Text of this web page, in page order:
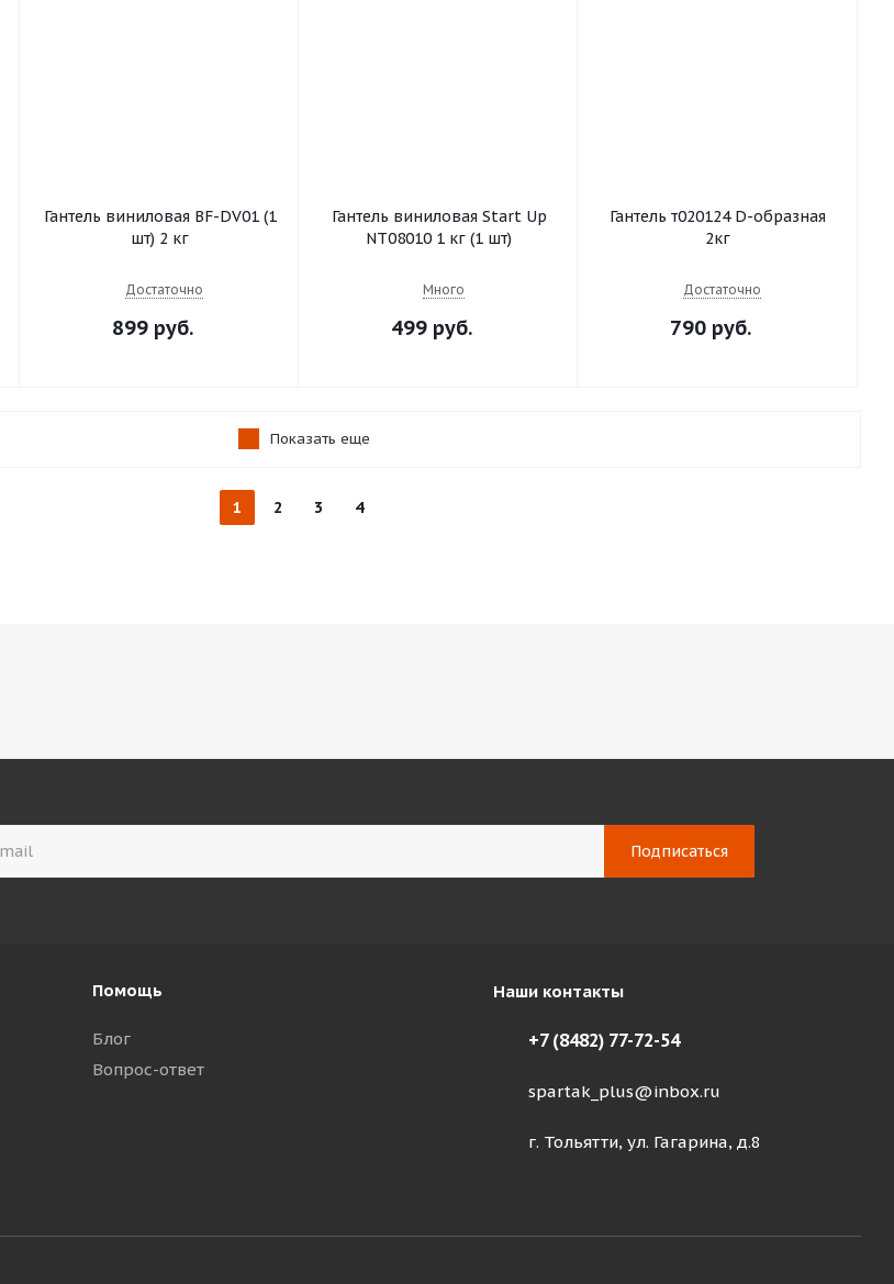
Гантель виниловая BF-DV01 (1
шт) 2 кг
Достаточно
899 руб.
Гантель виниловая Start Up
NT08010 1 кг (1 шт)
Много
499 руб.
Гантель т020124 D-образная
2кг
Достаточно
790 руб.
Показать еще
1 2 3 4
Помощь
Блог
Вопрос-ответ
Наши контакты
+7 (8482) 77-72-54
spartak_plus@inbox.ru
г. Тольятти, ул. Гагарина, д.8